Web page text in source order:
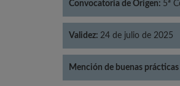
Convocatoria de Origen: 5ª
Validez: 24 de julio de 2025
Mención de buenas